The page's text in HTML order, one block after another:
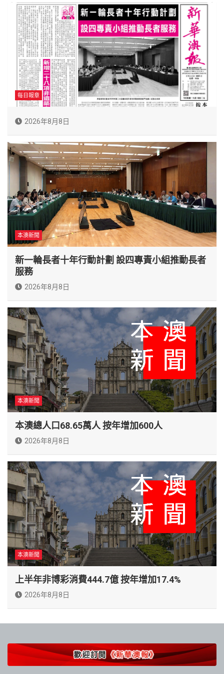
每日報章
2026年8月8日
本澳新聞
新一輪長者十年行動計劃 設四專責小組推動長者
服務
2026年8月8日
本澳新聞
本澳總人口68.65萬人 按年增加600人
2026年8月8日
本澳新聞
上半年非博彩消費444.7億 按年增加17.4%
2026年8月8日